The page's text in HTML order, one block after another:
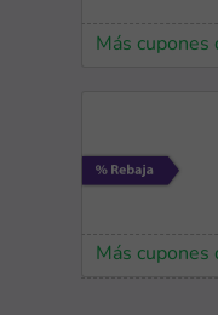
Más cupones
Más cupones